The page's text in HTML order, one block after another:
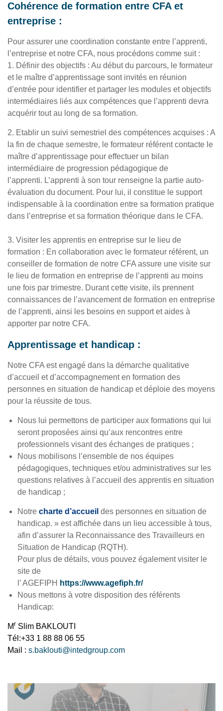
Cohérence de formation entre CFA et
entreprise :
Pour assurer une coordination constante entre l’apprenti,
l’entreprise et notre CFA, nous procédons comme suit :
1. Définir des objectifs : Au début du parcours, le formateur
et le maître d’apprentissage sont invités en réunion
d’entrée pour identifier et partager les modules et objectifs
intermédiaires liés aux compétences que l’apprenti devra
acquérir tout au long de sa formation.
2. Etablir un suivi semestriel des compétences acquises : A
la fin de chaque semestre, le formateur référent contacte le
maître d’apprentissage pour effectuer un bilan
intermédiaire de progression pédagogique de
l’apprenti. L’apprenti à son tour renseigne la partie auto-
évaluation du document. Pour lui, il constitue le support
indispensable à la coordination entre sa formation pratique
dans l’entreprise et sa formation théorique dans le CFA.
3. Visiter les apprentis en entreprise sur le lieu de
formation : En collaboration avec le formateur référent, un
conseiller de formation de notre CFA assure une visite sur
le lieu de formation en entreprise de l’apprenti au moins
une fois par trimestre. Durant cette visite, ils prennent
connaissances de l’avancement de formation en entreprise
de l’apprenti, ainsi les besoins en support et aides à
apporter par notre CFA.
Apprentissage et handicap :
Notre CFA est engagé dans la démarche qualitative
d’accueil et d’accompagnement en formation des
personnes en situation de handicap et déploie des moyens
pour la réussite de tous.
Nous lui permettons de participer aux formations qui lui
seront proposées ainsi qu’aux rencontres entre
professionnels visant des échanges de pratiques ;
Nous mobilisons l’ensemble de nos équipes
pédagogiques, techniques et/ou administratives sur les
questions relatives à l’accueil des apprentis en situation
de handicap ;
Notre charte d’accueil des personnes en situation de
handicap. » est affichée dans un lieu accessible à tous,
afin d’assurer la Reconnaissance des Travailleurs en
Situation de Handicap (RQTH).
Pour plus de détails, vous pouvez également visiter le
site de
l’ AGEFIPH https://www.agefiph.fr/
Nous mettons à votre disposition des référents
Handicap:
Mr Slim BAKLOUTI
Tél:+33 1 88 88 06 55‎‎‎‎‎‎‎‎‎‎
Mail : s.baklouti@intedgroup.com